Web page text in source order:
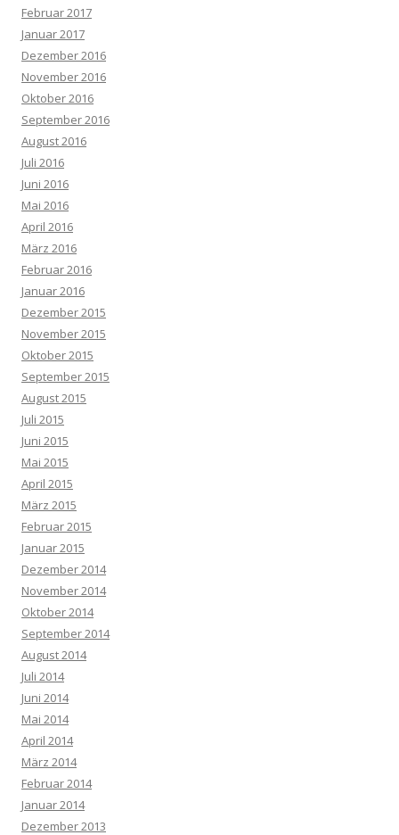
Februar 2017
Januar 2017
Dezember 2016
November 2016
Oktober 2016
September 2016
August 2016
Juli 2016
Juni 2016
Mai 2016
April 2016
März 2016
Februar 2016
Januar 2016
Dezember 2015
November 2015
Oktober 2015
September 2015
August 2015
Juli 2015
Juni 2015
Mai 2015
April 2015
März 2015
Februar 2015
Januar 2015
Dezember 2014
November 2014
Oktober 2014
September 2014
August 2014
Juli 2014
Juni 2014
Mai 2014
April 2014
März 2014
Februar 2014
Januar 2014
Dezember 2013